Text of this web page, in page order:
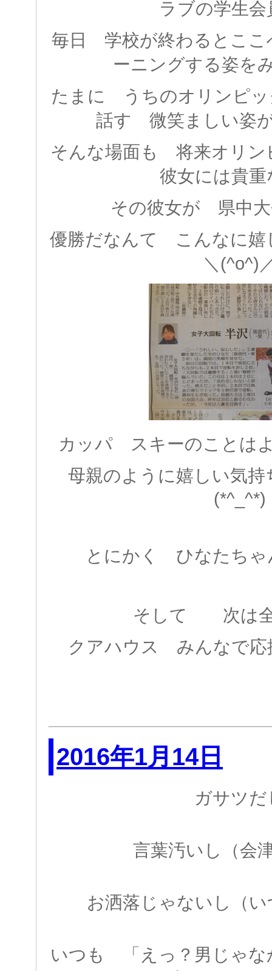
ラブの学生会
毎日 学校が終わるとこ
ーニングする姿を
たまに うちのオリンピ
話す 微笑ましい姿
そんな場面も 将来オリン
彼女には貴重
その彼女が 県中
優勝だなんて こんなに嬉
＼(^o^)
カッパ スキーのことは
母親のように嬉しい気
(*^_^*)
とにかく ひなたちゃ
そして 次は全
クアハウス みんなで応
2016年1月14日
ガサツだ
言葉汚いし（会
お洒落じゃないし（
いつも 「えっ？男じゃな